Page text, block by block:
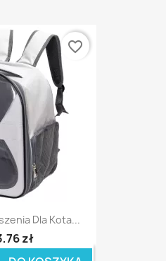
Dla Kota...
zł
favorite_border